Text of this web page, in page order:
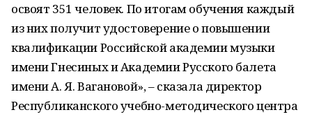
освоят 351 человек. По итогам обучения каждый
из них получит удостоверение о повышении
квалификации Российской академии музыки
имени Гнесиных и Академии Русского балета
имени А. Я. Вагановой», – сказала директор
Республиканского учебно-методического центра